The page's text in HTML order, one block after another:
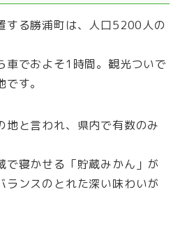
する勝浦町は、人口5200人の
車でおよそ1時間。観光ついで
す。
地と言われ、県内で有数のみ
で寝かせる「貯蔵みかん」が
ランスのとれた深い味わいが